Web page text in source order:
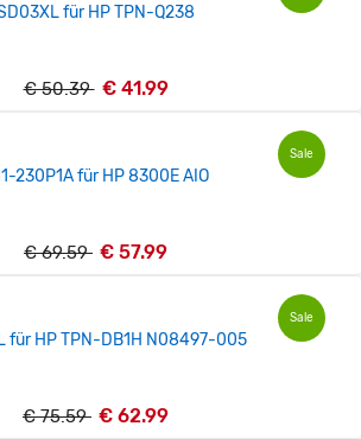
für HP TPN-Q238
€ 50.39 € 41.99
Sale
230P1A für HP 8300E AIO
€ 69.59 € 57.99
Sale
für HP TPN-DB1H N08497-005
€ 75.59 € 62.99